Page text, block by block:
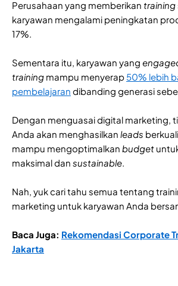
Perusahaan yang memberikan training
karyawan mengalami peningkatan
17%.
Sementara itu, karyawan yang
training mampu menyerap 50% lebih
pembelajaran dibanding generasi
Dengan menguasai digital marketing,
Anda akan menghasilkan leads
mampu mengoptimalkan budget
maksimal dan sustainable.
Nah, yuk cari tahu semua tentang
marketing untuk karyawan Anda
Baca Juga: Rekomendasi Corporate
Jakarta